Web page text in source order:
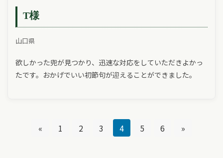
T様
山口県
欲しかった兜が見つかり、迅速な対応をしていただきよかっ
たです。おかげでいい初節句が迎えることができました。
« 1 2 3 4 5 6 »